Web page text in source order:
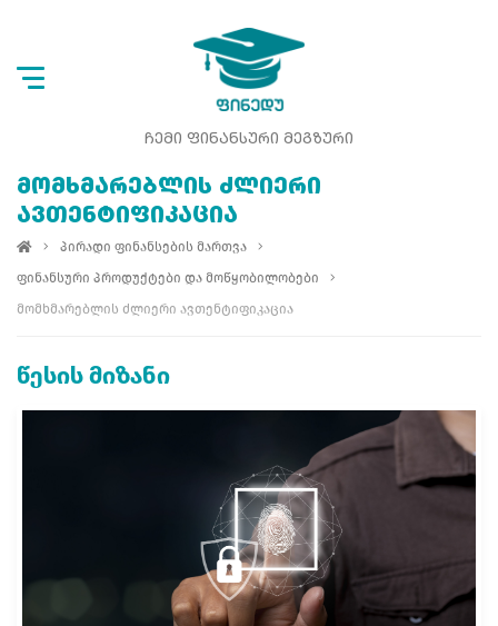
ᲩᲔᲛᲘ ᲤᲘᲜᲐᲜᲡᲣᲠᲘ ᲛᲔᲒᲖᲣᲠᲘ
ᲛᲝᲛᲮᲛᲐᲠᲔᲑᲚᲘᲡ ᲫᲚᲘᲔᲠᲘ
ᲐᲕᲗᲔᲜᲢᲘᲤᲘᲙᲐᲪᲘᲐ
პირადი ფინანსების მართვა
ფინანსური პროდუქტები და მოწყობილობები
მომხმარებლის ძლიერი ავთენტიფიკაცია
წესის მიზანი